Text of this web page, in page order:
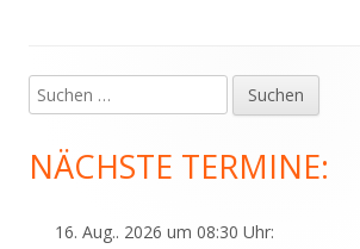
Haupt-
Seitenleiste
Suchen
nach:
NÄCHSTE TERMINE:
16. Aug.. 2026 um 08:30 Uhr: